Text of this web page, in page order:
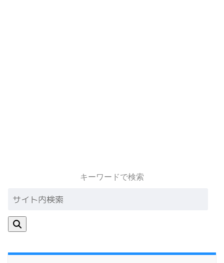
キーワードで検索